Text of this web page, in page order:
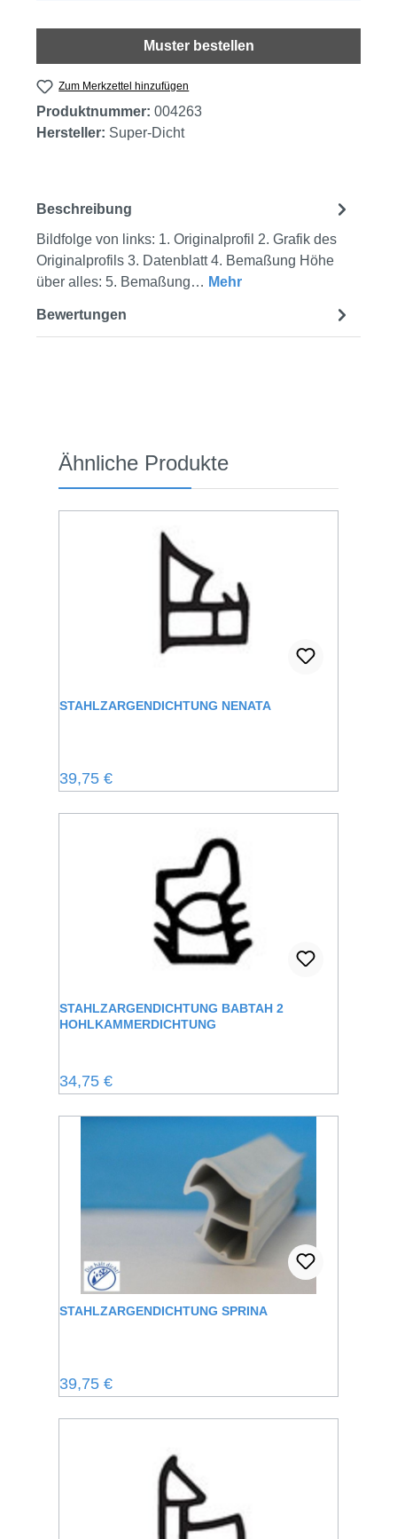
Muster bestellen
Zum Merkzettel hinzufügen
Produktnummer: 004263
Hersteller: Super-Dicht
Beschreibung
Bildfolge von links: 1. Originalprofil 2. Grafik des
Originalprofils 3. Datenblatt 4. Bemaßung Höhe
über alles: 5. Bemaßung… Mehr
Bewertungen
Produktgalerie überspringen
Ähnliche Produkte
STAHLZARGENDICHTUNG NENATA
Regulärer Preis:
39,75 €
STAHLZARGENDICHTUNG BABTAH 2
HOHLKAMMERDICHTUNG
Regulärer Preis:
34,75 €
STAHLZARGENDICHTUNG SPRINA
Regulärer Preis:
39,75 €